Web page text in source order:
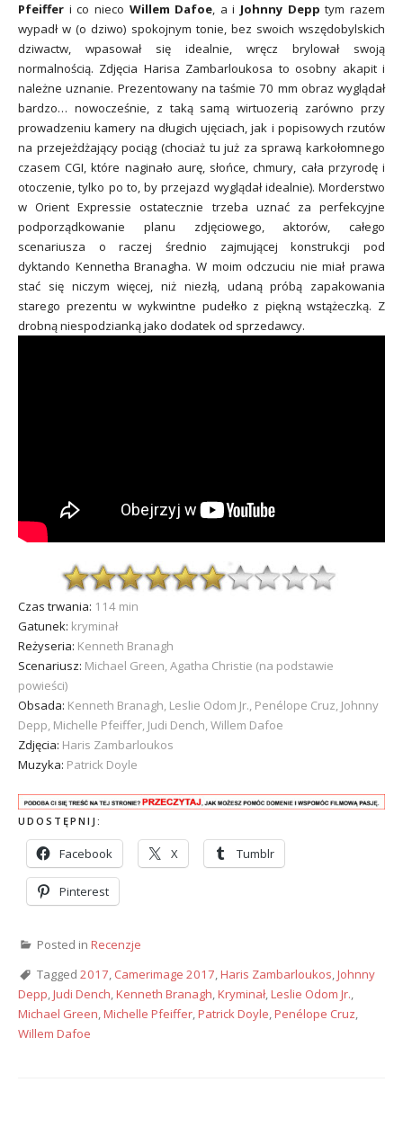
Pfeiffer i co nieco Willem Dafoe, a i Johnny Depp tym razem
wypadł w (o dziwo) spokojnym tonie, bez swoich wszędobylskich
dziwactw, wpasował się idealnie, wręcz brylował swoją
normalnością. Zdjęcia Harisa Zambarloukosa to osobny akapit i
należne uznanie. Prezentowany na taśmie 70 mm obraz wyglądał
bardzo… nowocześnie, z taką samą wirtuozerią zarówno przy
prowadzeniu kamery na długich ujęciach, jak i popisowych rzutów
na przejeżdżający pociąg (chociaż tu już za sprawą karkołomnego
czasem CGI, które naginało aurę, słońce, chmury, cała przyrodę i
otoczenie, tylko po to, by przejazd wyglądał idealnie). Morderstwo
w Orient Expressie ostatecznie trzeba uznać za perfekcyjne
podporządkowanie planu zdjęciowego, aktorów, całego
scenariusza o raczej średnio zajmującej konstrukcji pod
dyktando Kennetha Branagha. W moim odczuciu nie miał prawa
stać się niczym więcej, niż niezłą, udaną próbą zapakowania
starego prezentu w wykwintne pudełko z piękną wstążeczką. Z
drobną niespodzianką jako dodatek od sprzedawcy.
Czas trwania: 114 min
Gatunek: kryminał
Reżyseria: Kenneth Branagh
Scenariusz: Michael Green, Agatha Christie (na podstawie
powieści)
Obsada: Kenneth Branagh, Leslie Odom Jr., Penélope Cruz, Johnny
Depp, Michelle Pfeiffer, Judi Dench, Willem Dafoe
Zdjęcia: Haris Zambarloukos
Muzyka: Patrick Doyle
UDOSTĘPNIJ:
Facebook X Tumblr
Pinterest
Posted in Recenzje
Tagged 2017, Camerimage 2017,Haris Zambarloukos,Johnny
Depp,Judi Dench,Kenneth Branagh,Kryminał,Leslie Odom Jr.,
Michael Green,Michelle Pfeiffer,Patrick Doyle,Penélope Cruz,
Willem Dafoe